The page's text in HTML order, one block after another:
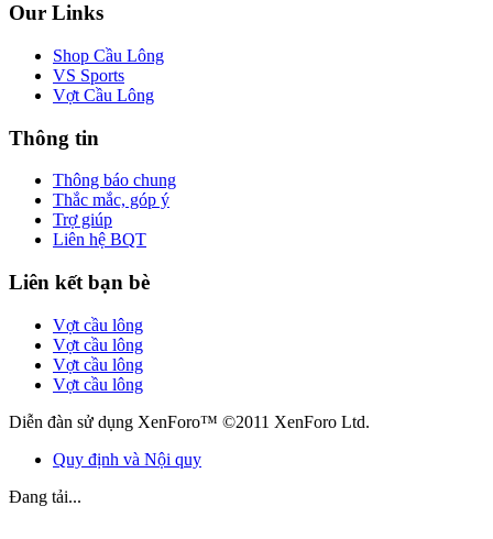
Our Links
Shop Cầu Lông
VS Sports
Vợt Cầu Lông
Thông tin
Thông báo chung
Thắc mắc, góp ý
Trợ giúp
Liên hệ BQT
Liên kết bạn bè
Vợt cầu lông
Vợt cầu lông
Vợt cầu lông
Vợt cầu lông
Diễn đàn sử dụng XenForo™ ©2011 XenForo Ltd.
Quy định và Nội quy
Đang tải...